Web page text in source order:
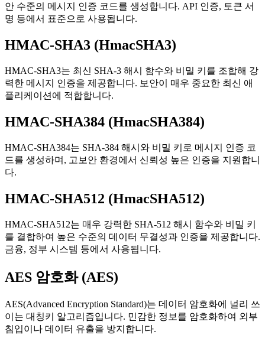
안 수준의 메시지 인증 코드를 생성합니다. API 인증, 토큰 서
명 등에서 표준으로 사용됩니다.
HMAC-SHA3 (HmacSHA3)
HMAC-SHA3는 최신 SHA-3 해시 함수와 비밀 키를 조합해 강
력한 메시지 인증을 제공합니다. 보안이 매우 중요한 최신 애
플리케이션에 적합합니다.
HMAC-SHA384 (HmacSHA384)
HMAC-SHA384는 SHA-384 해시와 비밀 키로 메시지 인증 코
드를 생성하며, 고보안 환경에서 신뢰성 높은 인증을 지원합니
다.
HMAC-SHA512 (HmacSHA512)
HMAC-SHA512는 매우 강력한 SHA-512 해시 함수와 비밀 키
를 결합하여 높은 수준의 데이터 무결성과 인증을 제공합니다.
금융, 정부 시스템 등에서 사용됩니다.
AES 암호화 (AES)
AES(Advanced Encryption Standard)는 데이터 암호화에 널리 쓰
이는 대칭키 알고리즘입니다. 민감한 정보를 암호화하여 외부
침입이나 데이터 유출을 방지합니다.